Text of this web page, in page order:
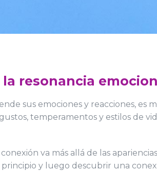
resonancia
sus emociones y reacciones,
temperamentos y estilos de
va más allá de las
y luego descubrir una